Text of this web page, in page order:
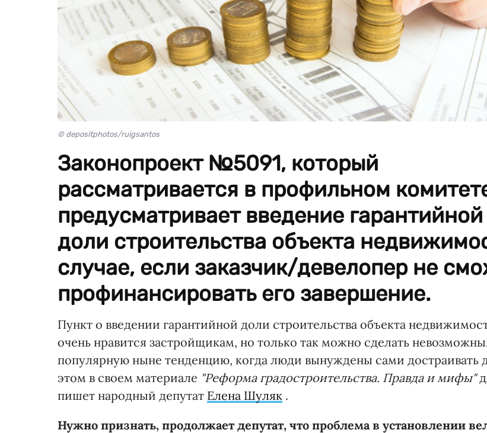
© depositphotos/ruigsantos
Законопроект №5091, который
рассматривается в профильном
предусматривает введение гарантийной
доли строительства объекта
случае, если заказчик/девелопер не
профинансировать его завершение.
Пункт о введении гарантийной доли строительства объекта
очень нравится застройщикам, но только так можно сделать
популярную ныне тенденцию, когда люди вынуждены сами достраивать
этом в своем материале "Реформа градостроительства. Правда и мифы"
пишет народный депутат Елена Шуляк .
Нужно признать, продолжает депутат, что проблема в установлении